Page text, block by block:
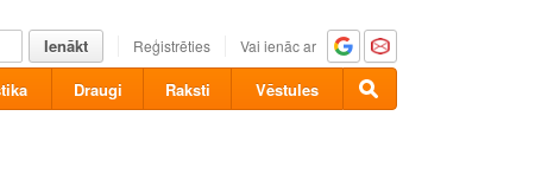
Ienākt Reģistrēties Vai ienāc ar
Draugi Raksti Vēstules